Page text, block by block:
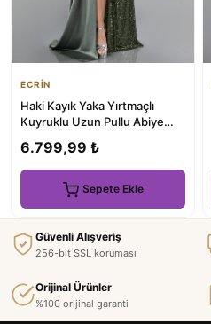
ECRİN
Haki Kayık Yaka Yırtmaçlı
Kuyruklu Uzun Pullu Abiye
6.799,99 ₺
Sepete Ekle
Güvenli Alışveriş
256-bit SSL koruması
Orijinal Ürünler
%100 orijinal garanti